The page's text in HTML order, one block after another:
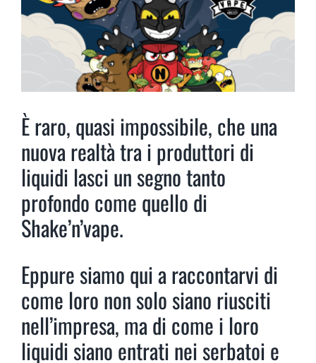
È raro, quasi impossibile, che una
nuova realtà tra i produttori di
liquidi lasci un segno tanto
profondo come quello di
Shake’n’vape.
Eppure siamo qui a raccontarvi di
come loro non solo siano riusciti
nell’impresa, ma di come i loro
liquidi siano entrati nei serbatoi e